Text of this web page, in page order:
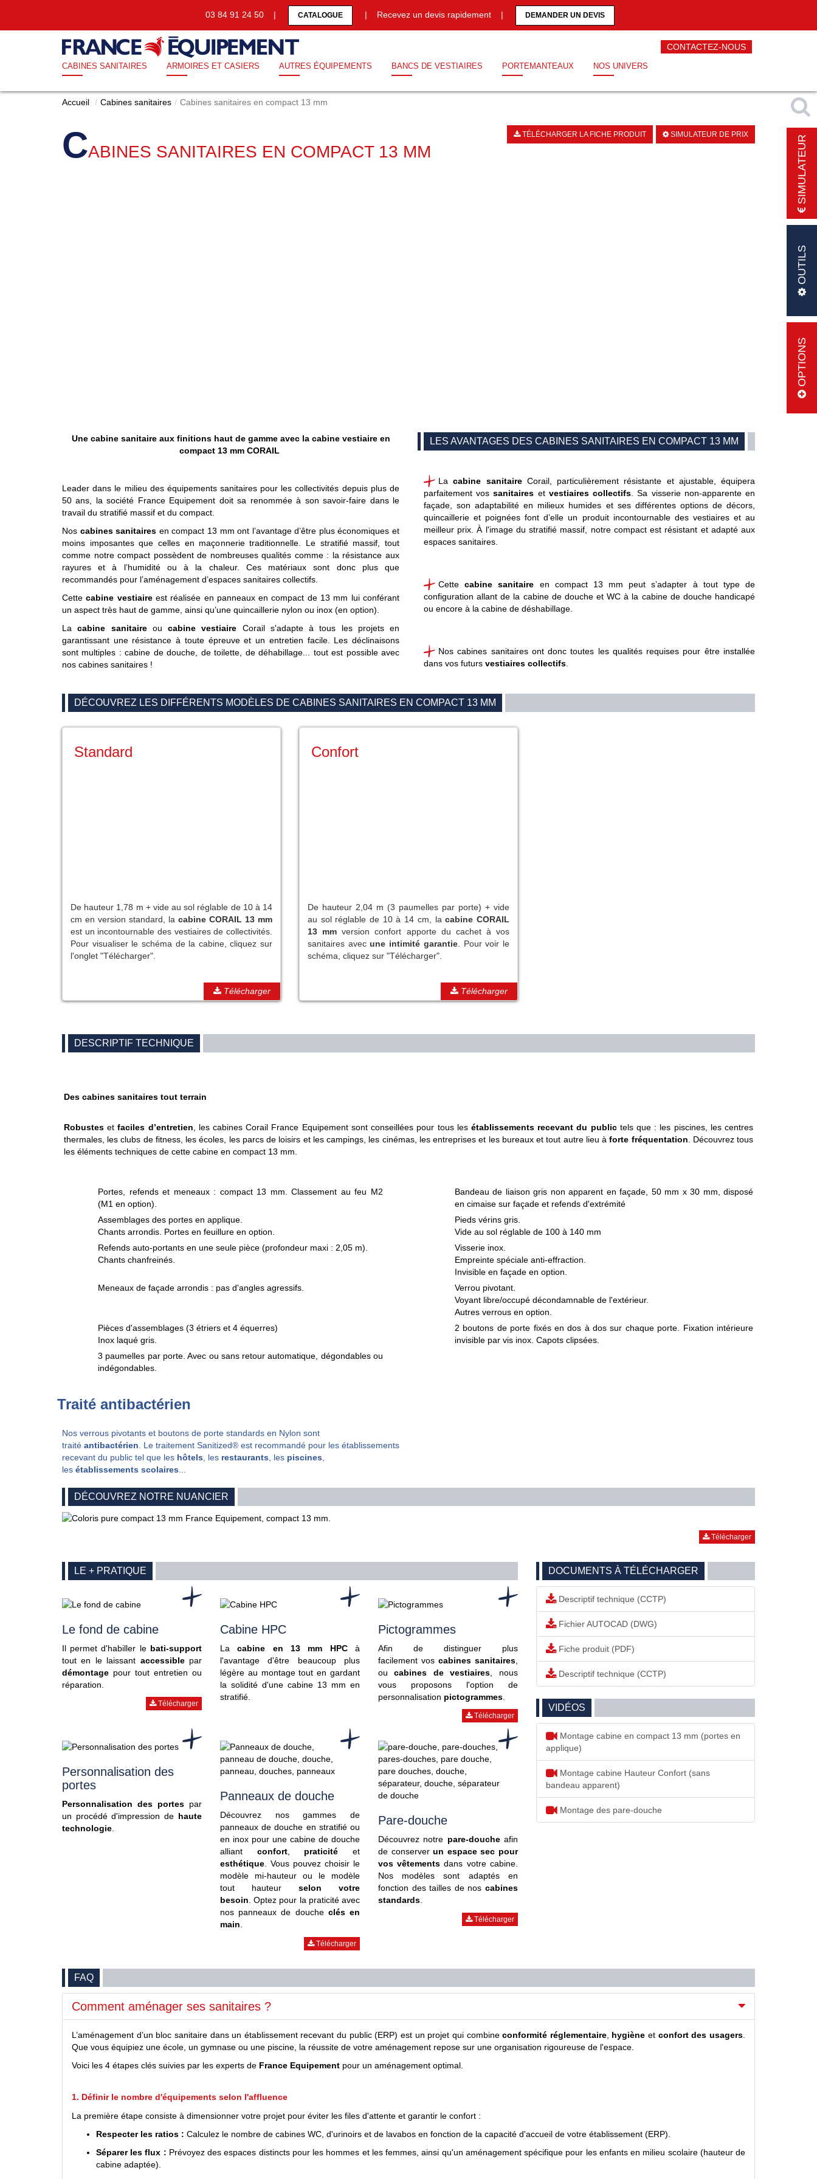
03 84 91 24 50 | CATALOGUE | Recevez un devis rapidement | DEMANDER UN DEVIS
CONTACTEZ-NOUS
CABINES SANITAIRES ARMOIRES ET CASIERS AUTRES ÉQUIPEMENTS BANCS DE VESTIAIRES PORTEMANTEAUX NOS UNIVERS
Accueil Cabines sanitaires Cabines sanitaires en compact 13 mm
CABINES SANITAIRES EN COMPACT 13 MM
SIMULATEUR DE PRIX
TÉLÉCHARGER LA FICHE PRODUIT
Une cabine sanitaire aux finitions haut de gamme avec la cabine vestiaire en
compact 13 mm CORAIL
Leader dans le milieu des équipements sanitaires pour les collectivités depuis plus de
50 ans, la société France Equipement doit sa renommée à son savoir-faire dans le
travail du stratifié massif et du compact.
Nos cabines sanitaires en compact 13 mm ont l’avantage d’être plus économiques et
moins imposantes que celles en maçonnerie traditionnelle. Le stratifié massif, tout
comme notre compact possèdent de nombreuses qualités comme : la résistance aux
rayures et à l’humidité ou à la chaleur. Ces matériaux sont donc plus que
recommandés pour l’aménagement d’espaces sanitaires collectifs.
Cettecabine vestiaireest réalisée en panneaux en compact de 13 mm lui conférant
un aspect très haut de gamme, ainsi qu’une quincaillerie nylon ou inox (en option).
Lacabine sanitaireou cabine vestiaire Corail s'adapte à tous les projets en
garantissant une résistance à toute épreuve et un entretien facile.
Les déclinaisons
sont multiples : cabine de douche, de toilette, de déhabillage... tout est possible avec
nos cabines sanitaires !
LES AVANTAGES DES CABINES SANITAIRES EN COMPACT 13 MM
Lacabine sanitaireCorail, particulièrement résistante et ajustable, équipera
parfaitement vossanitaires et vestiaires collectifs . Sa visserie non-apparente en
façade, son adaptabilité en milieux humides et ses différentes options de décors,
quincaillerie et poignées font d’elle un produit incontournable des vestiaires et au
meilleur prix. À l'image du stratifié massif, notre compact est résistant et adapté aux
espaces sanitaires.
Cettecabine sanitaire en compact 13 mm peut s’adapter à tout type de
configuration allant de la cabine de douche et WC à la cabine de douche handicapé
ou encore à la cabine de déshabillage.
Nos cabines sanitaires ont donc toutes les qualités requises pour être installée
dans vos futurs vestiaires collectifs
DÉCOUVREZ LES DIFFÉRENTS MODÈLES DE CABINES SANITAIRES EN COMPACT 13 MM
Standard
De hauteur 1,78 m + vide au sol réglable de 10 à 14
cm en version standard, la cabine CORAIL 13 mm
est un incontournable des vestiaires de collectivités.
Pour visualiser le schéma de la cabine, cliquez sur
l'onglet "Télécharger".
Télécharger
Confort
De hauteur 2,04 m (3 paumelles par porte) + vide
au sol réglable de 10 à 14 cm, lacabine CORAIL
13 mm version confort apporte du cachet à vos
sanitaires avecune intimité garantie. Pour voir le
schéma, cliquez sur "Télécharger".
Télécharger
DESCRIPTIF TECHNIQUE
Des cabines sanitaires tout terrain
Robustes etfaciles d’entretien , les cabines Corail France Equipement sont conseillées pour tous les établissements recevant du publictels que : les piscines, les centres
thermales, les clubs de fitness, les écoles, les parcs de loisirs et les campings, les cinémas, les entreprises et les bureaux et tout autre lieu àforte fréquentation . Découvrez tous
les éléments techniques de cette cabine en compact 13 mm.
Portes, refends et meneaux : compact 13 mm. Classement au feu M2
(M1 en option).
Bandeau de liaison gris non apparent en façade, 50 mm x 30 mm, disposé
en cimaise sur façade et refends d'extrémité
Assemblages des portes en applique.
Chants arrondis. Portes en feuillure en option.
Pieds vérins gris.
Vide au sol réglable de 100 à 140 mm
Refends auto-portants en une seule pièce (profondeur maxi : 2,05 m).
Chants chanfreinés.
Visserie inox.
Empreinte spéciale anti-effraction.
Invisible en façade en option.
Meneaux de façade arrondis : pas d'angles agressifs.
Verrou pivotant.
Voyant libre/occupé décondamnable de l'extérieur.
Autres verrous en option.
Pièces d'assemblages (3 étriers et 4 équerres)
Inox laqué gris.
2 boutons de porte fixés en dos à dos sur chaque porte. Fixation intérieure
invisible par vis inox. Capots clipsées.
3 paumelles par porte. Avec ou sans retour automatique, dégondables ou
indégondables.
Traité antibactérien
Nos verrous pivotants et boutons de porte standards en Nylon sont
traité antibactérien . Le traitement Sanitized® est recommandé pour les établissements
recevant du public tel que les hôtels , les restaurants , les piscines
les établissements scolaires
DÉCOUVREZ NOTRE NUANCIER
Télécharger
LE + PRATIQUE
Le fond de cabine
Il permet d'habiller le bati-support
tout en le laissant accessiblepar
démontage pour tout entretien ou
réparation.
Télécharger
Cabine HPC
Lacabine en 13 mm HPCà
l'avantage d'être beaucoup plus
légère au montage tout en gardant
la solidité d'une cabine 13 mm en
stratifié.
Pictogrammes
Afin de distinguer plus
facilement vos cabines sanitaires,
oucabines de vestiaires , nous
vous proposons l'option de
personnalisation pictogrammes.
Télécharger
Personnalisation des
portes
Personnalisation des portes par
un procédé d'impression de haute
technologie.
Panneaux de douche
Découvrez nos gammes de
panneaux de douche en stratifié ou
en inox pour une cabine de douche
alliant confort, praticité et
esthétique. Vous pouvez choisir le
modèle mi-hauteur ou le modèle
tout hauteur selon votre
besoin. Optez pour la praticité avec
nos panneaux de douche clés en
main.
Télécharger
Pare-douche
Découvrez notre pare-doucheafin
de conserverun espace sec pour
vos vêtements dans votre cabine.
Nos modèles sont adaptés en
fonction des tailles de nos cabines
standards.
Télécharger
DOCUMENTS À TÉLÉCHARGER
Descriptif technique (CCTP)
Fichier AUTOCAD (DWG)
Fiche produit (PDF)
Descriptif technique (CCTP)
VIDÉOS
Montage cabine en compact 13 mm (portes en
applique)
Montage cabine Hauteur Confort (sans
bandeau apparent)
Montage des pare-douche
FAQ
Comment aménager ses sanitaires ?
L’aménagement d’un bloc sanitaire dans un établissement recevant du public (ERP) est un projet qui combineconformité réglementaire, hygiène et confort des usagers
Que vous équipiez une école, un gymnase ou une piscine, la réussite de votre aménagement repose sur une organisation rigoureuse de l'espace.
Voici les 4 étapes clés suivies par les experts de France Equipement pour un aménagement optimal.
1. Définir le nombre d'équipements selon l'affluence
La première étape consiste à dimensionner votre projet pour éviter les files d'attente et garantir le confort :
Respecter les ratios : Calculez le nombre de cabines WC, d'urinoirs et de lavabos en fonction de la capacité d'accueil de votre établissement (ERP).
Séparer les flux : Prévoyez des espaces distincts pour les hommes et les femmes, ainsi qu'un aménagement spécifique pour les enfants en milieu scolaire (hauteur de
cabine adaptée).
SIMULATEUR
OUTILS
OPTIONS